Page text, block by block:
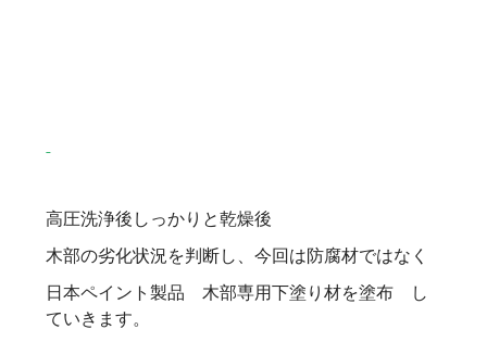
高圧洗浄後しっかりと乾燥後
木部の劣化状況を判断し、今回は防腐材ではなく
日本ペイント製品 木部専用下塗り材を塗布 し
ていきます。